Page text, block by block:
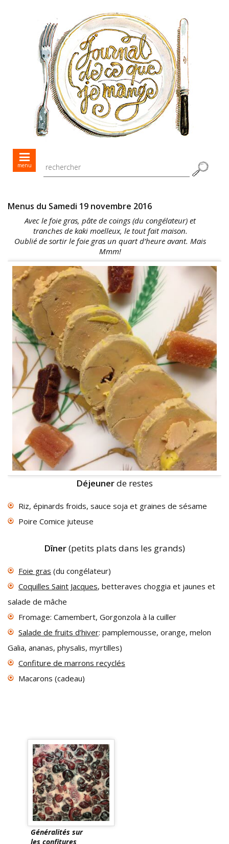
menu
Mes menus jour après jour
Mes recettes de saison
Menus du Samedi 19 novembre 2016
Avec le foie gras, pâte de coings (du congélateur) et
tranches de kaki moelleux, le tout fait maison.
Oublié de sortir le foie gras un quart d’heure avant. Mais
Mmm!
Déjeunerde restes
Riz, épinards froids, sauce soja et graines de sésame
Poire Comice juteuse
Dîner(petits plats dans les grands)
Foie gras (du congélateur)
Coquilles Saint Jacques, betteraves choggia et jaunes et
salade de mâche
Fromage: Camembert, Gorgonzola à la cuiller
Salade de fruits d’hiver: pamplemousse, orange, melon
Galia, ananas, physalis, myrtilles)
Confiture de marrons recyclés
Macarons (cadeau)
Généralités sur
les confitures